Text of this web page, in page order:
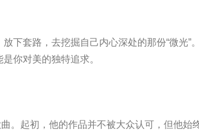
下套路，去挖掘自己内心深处的那份“微光”
你对美的独特追求。
。起初，他的作品并不被大众认可，但他始